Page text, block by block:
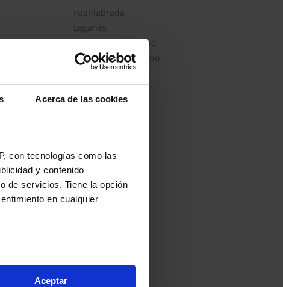
Acerca de las cookies
con tecnologías como las
y contenido
de servicios. Tiene la opción
en cualquier
varios metros
(huellas digitales)
preferencias en la
Aceptar
Fuenlabrada
Leganés
Humanes de Madrid
Moraleja de Enmedio